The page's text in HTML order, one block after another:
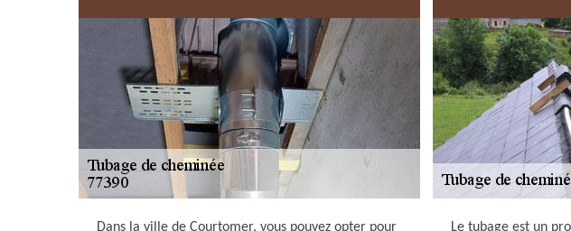
Dans la ville de Courtomer, vous pouvez opter pour
Le tubage est un